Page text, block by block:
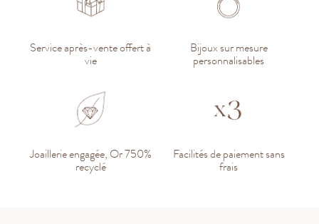
Service après-vente offert à
vie
Bijoux sur mesure
personnalisables
Joaillerie engagée, Or 750%
recyclé
Facilités de paiement sans
frais